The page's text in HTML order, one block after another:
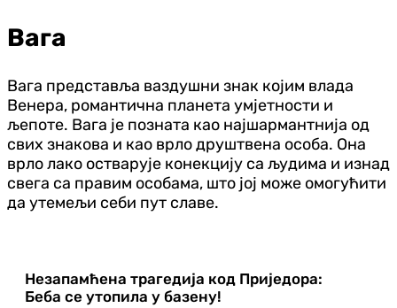
Вага
Вага представља ваздушни знак којим влада
Венера, романтична планета умјетности и
љепоте. Вага је позната као најшармантнија од
свих знакова и као врло друштвена особа. Она
врло лако остварује конекцију са људима и изнад
свега са правим особама, што јој може омогућити
да утемељи себи пут славе.
Незапамћена трагедија код Приједора:
Беба се утопила у базену!